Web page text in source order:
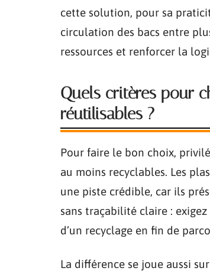
cette solution, pour sa
circulation des bacs entre
ressources et renforcer la
Quels critères pour
réutilisables ?
Pour faire le bon choix,
au moins recyclables. Les
une piste crédible, car ils
sans traçabilité claire :
d’un recyclage en fin de
La différence se joue aussi